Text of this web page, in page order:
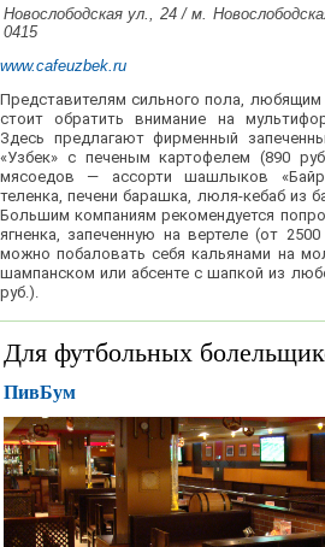
Новослободская ул., 24 / м.
0415
www.cafeuzbek.ru
Представителям сильного пола,
стоит обратить внимание на
Здесь предлагают фирменный
«Узбек» с печеным картофелем (890
мясоедов — ассорти шашлыков
теленка, печени барашка, люля-кебаб из
Большим компаниям рекомендуется
ягненка, запеченную на вертеле (от
можно побаловать себя кальянами на
шампанском или абсенте с шапкой из
руб.).
Для футбольных
ПивБум